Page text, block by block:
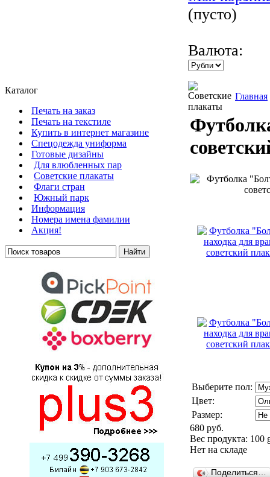
(пусто)
Валюта:
Каталог
Печать на заказ
Печать на текстиле
Купить в интернет магазине
Cпецодежда униформа
Готовые дизайны
Для влюбленных пар
Советские плакаты
Флаги стран
Южный парк
Информация
Номера имена фамилии
Акция!
Главная
Выберите пол:
Цвет:
Размер:
680 руб.
Вес продукта: 100
Нет на складе
Поделиться…